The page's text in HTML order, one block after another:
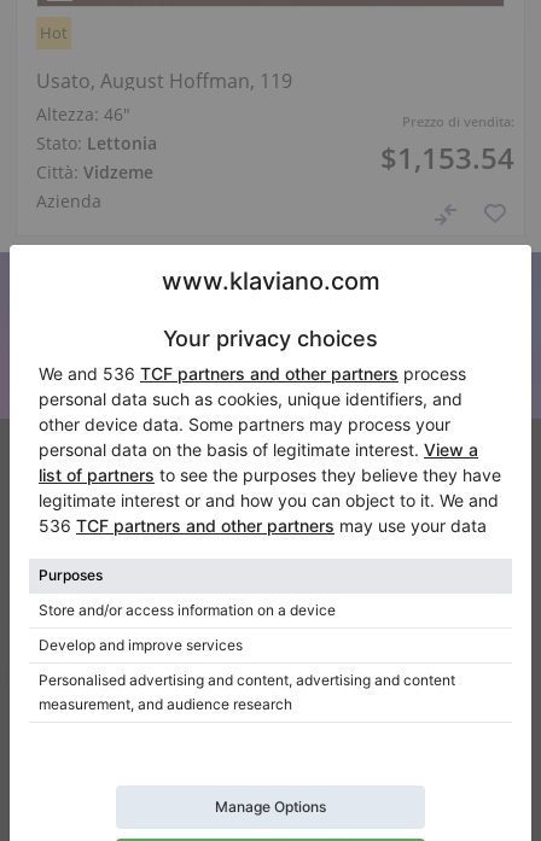
Prezzo di vendita:
$1,153.54
Hot
Usato, August Hoffman, 119
Altezza: 46″
Stato: Lettonia
Città: Vidzeme
Azienda
Iscriviti alla nostra newsletter
Klaviano
Contatto
Chi siamo
Scrivi una recensione
Regolamento
Impostazioni per il consenso